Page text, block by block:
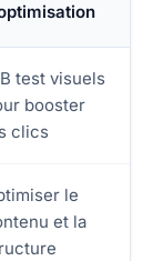
test visuels
booster
clics
le
et la